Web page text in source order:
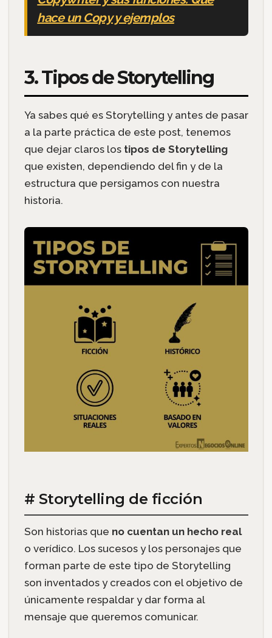
hace un Copy y ejemplos
3. Tipos de Storytelling
Ya sabes qué es Storytelling y antes de pasar
a la parte práctica de este post, tenemos
que dejar claros los tipos de Storytelling
que existen, dependiendo del fin y de la
estructura que persigamos con nuestra
historia.
# Storytelling de ficción
Son historias que no cuentan un hecho real
o verídico. Los sucesos y los personajes que
forman parte de este tipo de Storytelling
son inventados y creados con el objetivo de
únicamente respaldar y dar forma al
mensaje que queremos comunicar.